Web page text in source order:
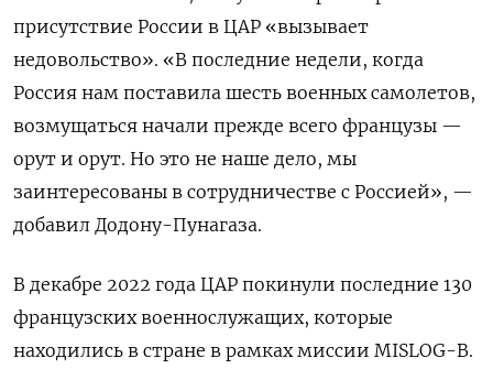
присутствие России в ЦАР «вызывает
недовольство». «В последние недели, когда
Россия нам поставила шесть военных самолетов,
возмущаться начали прежде всего французы —
орут и орут. Но это не наше дело, мы
заинтересованы в сотрудничестве с Россией», —
добавил Додону-Пунагаза.
В декабре 2022 года ЦАР покинули последние 130
французских военнослужащих, которые
находились в стране в рамках миссии MISLOG-B.